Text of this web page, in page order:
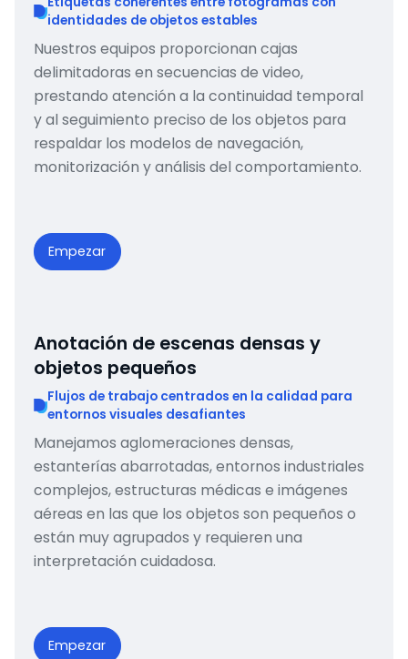
identidades de objetos estables
Nuestros equipos proporcionan cajas
delimitadoras en secuencias de video,
prestando atención a la continuidad temporal
y al seguimiento preciso de los objetos para
respaldar los modelos de navegación,
monitorización y análisis del comportamiento.
Empezar
Anotación de escenas densas y
objetos pequeños
Flujos de trabajo centrados en la calidad para
entornos visuales desafiantes
Manejamos aglomeraciones densas,
estanterías abarrotadas, entornos industriales
complejos, estructuras médicas e imágenes
aéreas en las que los objetos son pequeños o
están muy agrupados y requieren una
interpretación cuidadosa.
Empezar